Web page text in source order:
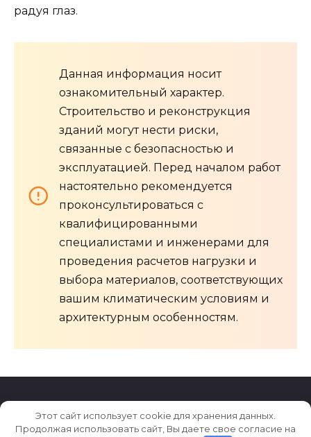
радуя глаз.
Данная информация носит
ознакомительный характер.
Строительство и реконструкция
зданий могут нести риски,
связанные с безопасностью и
эксплуатацией. Перед началом работ
настоятельно рекомендуется
проконсультироваться с
квалифицированными
специалистами и инженерами для
проведения расчетов нагрузки и
выбора материалов, соответствующих
вашим климатическим условиям и
архитектурным особенностям.
© 2026 Archiludi.ru
Этот сайт использует cookie для хранения данных.
Продолжая использовать сайт, Вы даете свое согласие на